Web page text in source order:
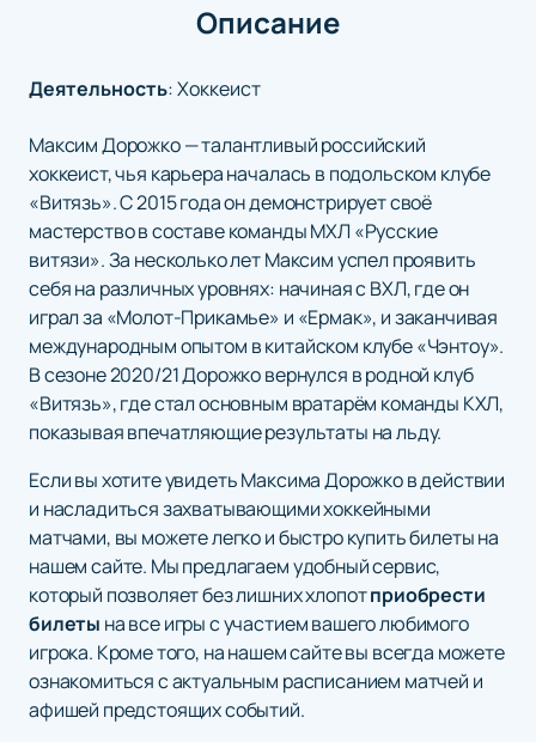
Описание
Деятельность:Хоккеист
Максим Дорожко — талантливый российский
хоккеист, чья карьера началась в подольском клубе
«Витязь». С 2015 года он демонстрирует своё
мастерство в составе команды МХЛ «Русские
витязи». За несколько лет Максим успел проявить
себя на различных уровнях: начиная с ВХЛ, где он
играл за «Молот-Прикамье» и «Ермак», и заканчивая
международным опытом в китайском клубе «Чэнтоу».
В сезоне 2020/21 Дорожко вернулся в родной клуб
«Витязь», где стал основным вратарём команды КХЛ,
показывая впечатляющие результаты на льду.
Если вы хотите увидеть Максима Дорожко в действии
и насладиться захватывающими хоккейными
матчами, вы можете легко и быстро купить билеты на
нашем сайте. Мы предлагаем удобный сервис,
который позволяет без лишних хлопотприобрести
билеты на все игры с участием вашего любимого
игрока. Кроме того, на нашем сайте вы всегда можете
ознакомиться с актуальным расписанием матчей и
афишей предстоящих событий.